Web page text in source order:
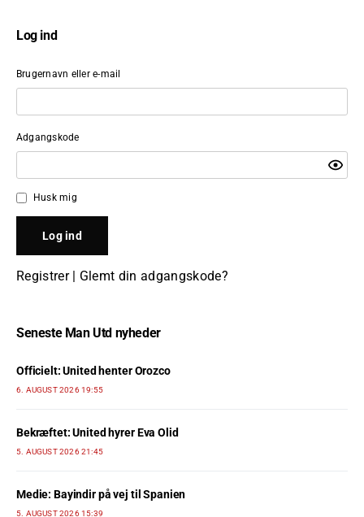
Log ind
Brugernavn eller e-mail
Adgangskode
Husk mig
Registrer| Glemt din adgangskode?
Seneste Man Utd nyheder
Officielt: United henter Orozco
6. AUGUST 2026 19:55
Bekræftet: United hyrer Eva Olid
5. AUGUST 2026 21:45
Medie: Bayindir på vej til Spanien
5. AUGUST 2026 15:39